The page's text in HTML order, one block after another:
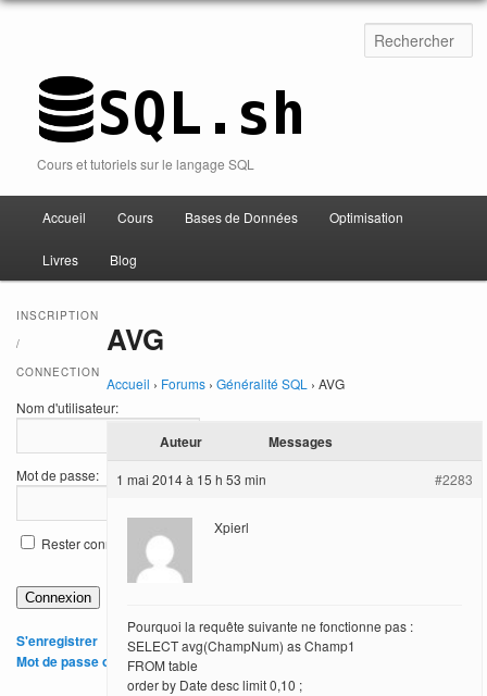
Cours et tutoriels sur le langage SQL
Aller au contenu
Accueil Cours Bases de Données Optimisation
Livres Blog
AVG
Accueil › Forums › Généralité SQL › AVG
Auteur Messages
1 mai 2014 à 15 h 53 min #2283
Xpierl
Pourquoi la requête suivante ne fonctionne pas :
SELECT avg(ChampNum) as Champ1
FROM table
order by Date desc limit 0,10 ;
INSCRIPTION
/
CONNECTION
Nom d'utilisateur:
Mot de passe:
Rester connecté
Connexion
S'enregistrer
Mot de passe oublié